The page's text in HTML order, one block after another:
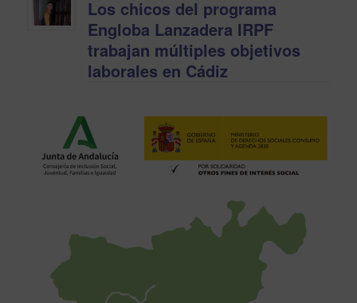
Los chicos del programa
Engloba Lanzadera IRPF
trabajan múltiples objetivos
laborales en Cádiz